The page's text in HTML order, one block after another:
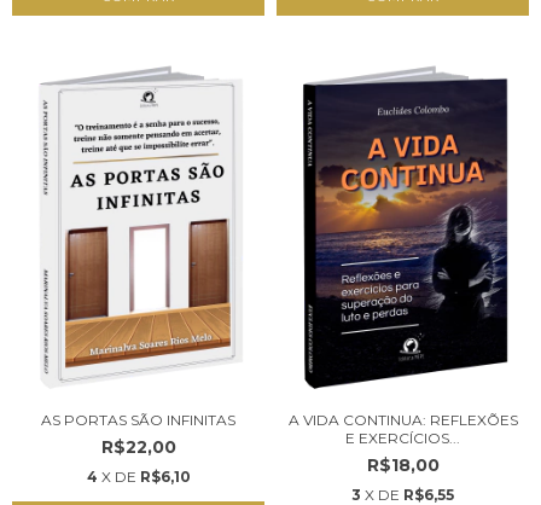
AS PORTAS SÃO INFINITAS
R$22,00
4 X DE R$6,10
A VIDA CONTINUA: REFLEXÕES
E EXERCÍCIOS...
R$18,00
3 X DE R$6,55